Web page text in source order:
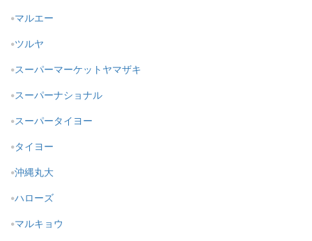
マルエー
ツルヤ
スーパーマーケットヤマザキ
スーパーナショナル
スーパータイヨー
タイヨー
沖縄丸大
ハローズ
マルキョウ